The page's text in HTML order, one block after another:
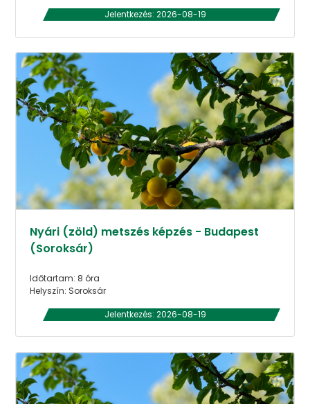
Jelentkezés: 2026-08-19
Nyári (zöld) metszés képzés - Budapest
(Soroksár)
Időtartam: 8 óra
Helyszín: Soroksár
Jelentkezés: 2026-08-19